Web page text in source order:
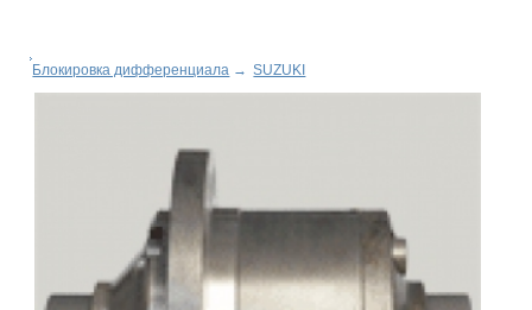
Блокировка дифференциала → SUZUKI